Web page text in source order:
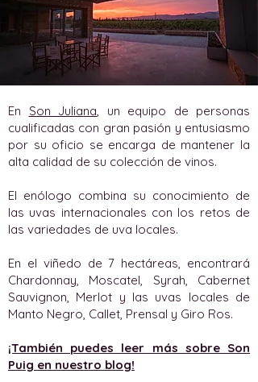
En Son Juliana, un equipo de personas
cualificadas con gran pasión y entusiasmo
por su oficio se encarga de mantener la
alta calidad de su colección de vinos.
El enólogo combina su conocimiento de
las uvas internacionales con los retos de
las variedades de uva locales.
En el viñedo de 7 hectáreas, encontrará
Chardonnay, Moscatel, Syrah, Cabernet
Sauvignon, Merlot y las uvas locales de
Manto Negro, Callet, Prensal y Giro Ros.
¡También puedes leer más sobre Son
Puig en nuestro blog!